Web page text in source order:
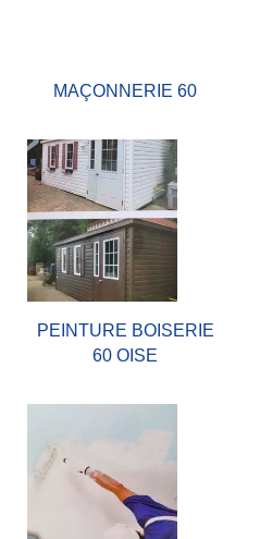
MAÇONNERIE 60
PEINTURE BOISERIE
60 OISE